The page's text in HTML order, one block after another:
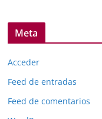
Meta
Acceder
Feed de entradas
Feed de comentarios